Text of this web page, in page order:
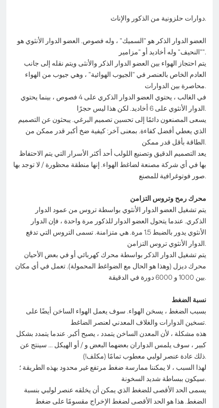
دوارات حلزونية من الذكور والإناث.
العضو الدوار الذكر هو "السميك" ، وله فصوص. العضو الدوار الأنثوي هو
"النحيف" وله أخاديد أو "مزامير".
يتم احتجاز الهواء بين العضو الدوار الذكر والأنثى ويتم نقله إلى جانب
العادم الخاص بالعنصر في "الجيوب الهوائية" ، وهي جيوب من الهواء
محاصرة بين الدوارات.
في الغالب ، يحتوي العضو الدوار الذكري على 4 فصوص ، بينما يحتوي
الدوار الأنثوي على 6 أخاديد. لكن هذا ليس حجرًا.
يسعى المصنعون دائمًا إلى تحسين تصميم البرغي. يبحثون عن التصميم
الذي يعطي أفضل كفاءة. بمعنى آخر: كيفية ضخ أكبر قدر ممكن من
الطاقة بأقل قدر ممكن.
يعد التصميم الدقيق وتصنيع اللولب أحد أكثر الأسرار التي يتم الاحتفاظ
بها في أي شركة مصنعة لضاغط الهواء. إنها منطقة محظورة / لا توجد بها
صور فوتوغرافية للمصنع.
محرك رمح وتروس التزامن
يتم تشغيل العضو الدوار الأنثوي بواسطة تروس من عمود الدوار
الذكري. عندما يتحول العضو الدوار للذكور مرة واحدة ، فإن الدوار
الأنثوي يدور بالضبط 1.5 مرة. هي متزامنة. تسمى التروس التي تدفع
الدوار الأنثوي تروس التزامن.
يتم تشغيل الدوار الذكر بواسطة محرك كهربائي أو في بعض الأحيان
محرك ديزل (وهذا هو الحال مع الضواغط المحمولة). تعمل في أي مكان
بين 1000 و 6000 دورة في الدقيقة.
نسبة الضغط
بسبب الضغط ، يسخن الهواء. سوف يعمل الهواء الساخن أيضًا على
تسخين الدوارات والغلاف المعدني لعنصر الضاغط.
هذه مشكلة ، لأن المعدن الساخن يتمدد ، يصبح أكبر. عندما يتمدد بشكل
كبير ، سوف يلمس الدواران بعضهما البعض و / أو الهيكل ... سينتج عن
ذلك عادة عنصر لولبي معطوب تمامًا (مكلف!).
لهذا السبب ، لا يمكننا ممارسة ضغط مرتفع غير محدود بهذه الطريقة ؛
سيكون ببساطة شديد السخونة.
يسمى الحد الأقصى للضغط الذي يمكن أن يخلقه عنصر لولبي بنسبة
الضغط. هذا هو الحد الأقصى لضغط الإخراج مقسومًا على ضغط